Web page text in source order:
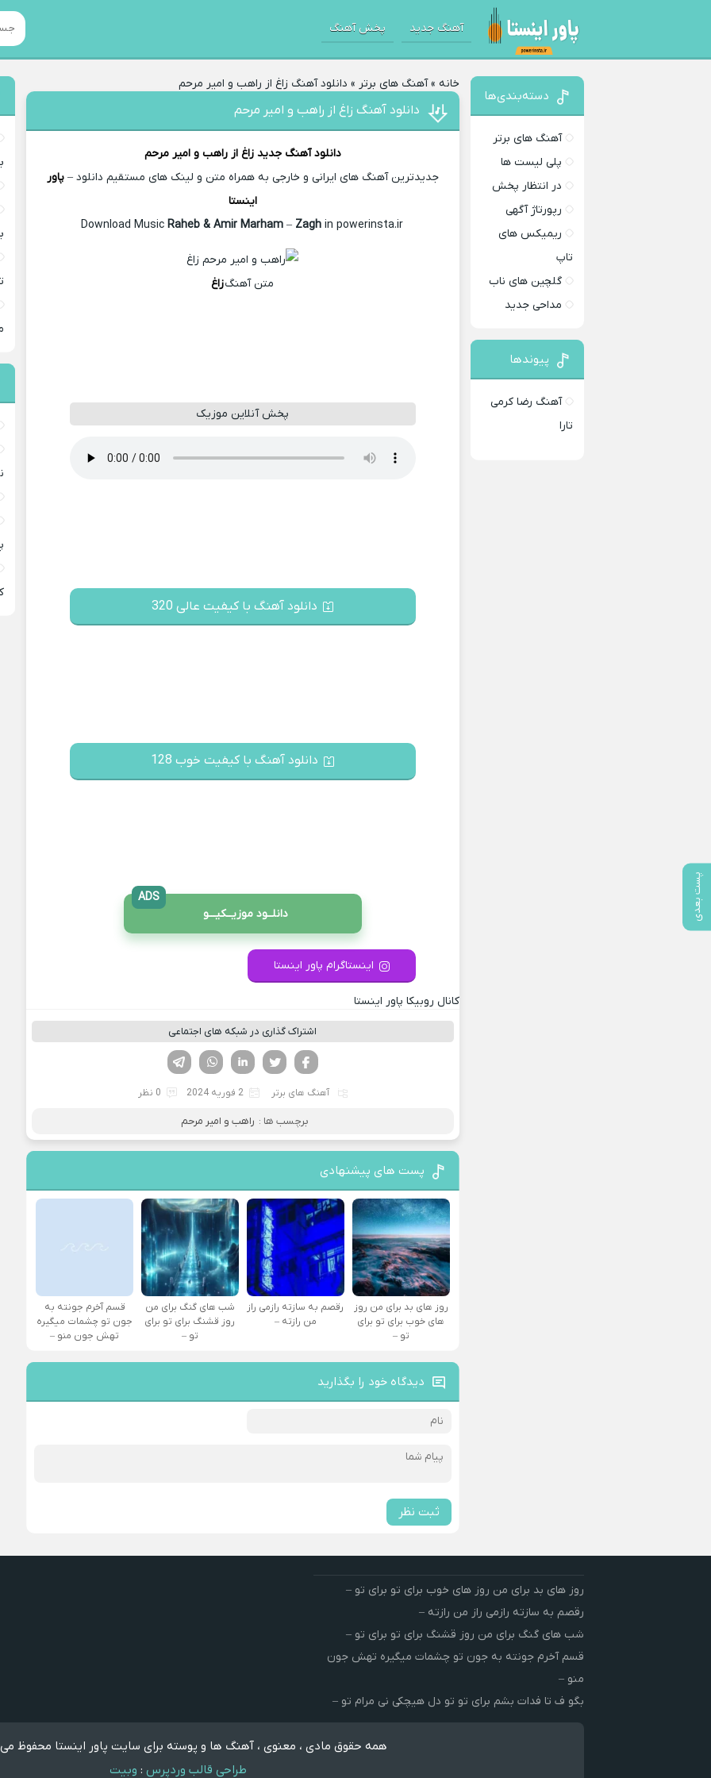
آهنگ جدید پخش آهنگ
خانه »آهنگ های برتر » دانلود آهنگ زاغ از راهب و امیر مرحم
پست بعدی
دانلود آهنگ زاغ از راهب و امیر مرحم
دانلود آهنگ جدید زاغ ازراهب و امیر مرحم
جدیدترین آهنگ های ایرانی و خارجی به همراه متن و لینک های مستقیم دانلود –پاور
اینستا
Raheb & Amir Marham – Zaghin powerinsta.ir
متن آهنگزاغ
پخش آنلاین موزیک
دانلود آهنگ با کیفیت عالی 320
دانلود آهنگ با کیفیت خوب 128
دانلــود موزیــکیـــو
ADS
اینستاگرام پاور اینستا
کانال روبیکا پاور اینستا
اشتراک گذاری در شبکه های اجتماعی
لینکدین تویتر
فیسوک
آهنگ های برتر 2 فوریه 2024 0 نظر
برچسب ها : راهب و امیر مرحم
پست های پیشنهادی
روز های بد برای من روز
های خوب برای تو برای
تو –
رقصم به سازته رازمی راز
من رازته –
شب های گنگ برای من
روز قشنگ برای تو برای
تو –
قسم آخرم جونته به
جون تو چشمات میگیره
تهش جون منو –
دیدگاه خود را بگذارید
ثبت نظر
دسته‌بندی‌ها
آهنگ های برتر
پلی لیست ها
در انتظار پخش
رپورتاژ آگهی
ریمیکس های
تاپ
گلچین های ناب
مداحی جدید
پیوندها
آهنگ رضا کرمی
تارا
روز های بد برای من روز های خوب برای تو برای تو –
رقصم به سازته رازمی راز من رازته –
شب های گنگ برای من روز قشنگ برای تو برای تو –
قسم آخرم جونته به جون تو چشمات میگیره تهش جون
منو –
بگو ف تا فدات بشم برای تو تو دل هیچکی نی مرام تو –
همه حقوق مادی ، معنوی ، آهنگ ها و پوسته برای سایت پاور اینستا محفوظ
طراحی قالب وردپرس : وبیت